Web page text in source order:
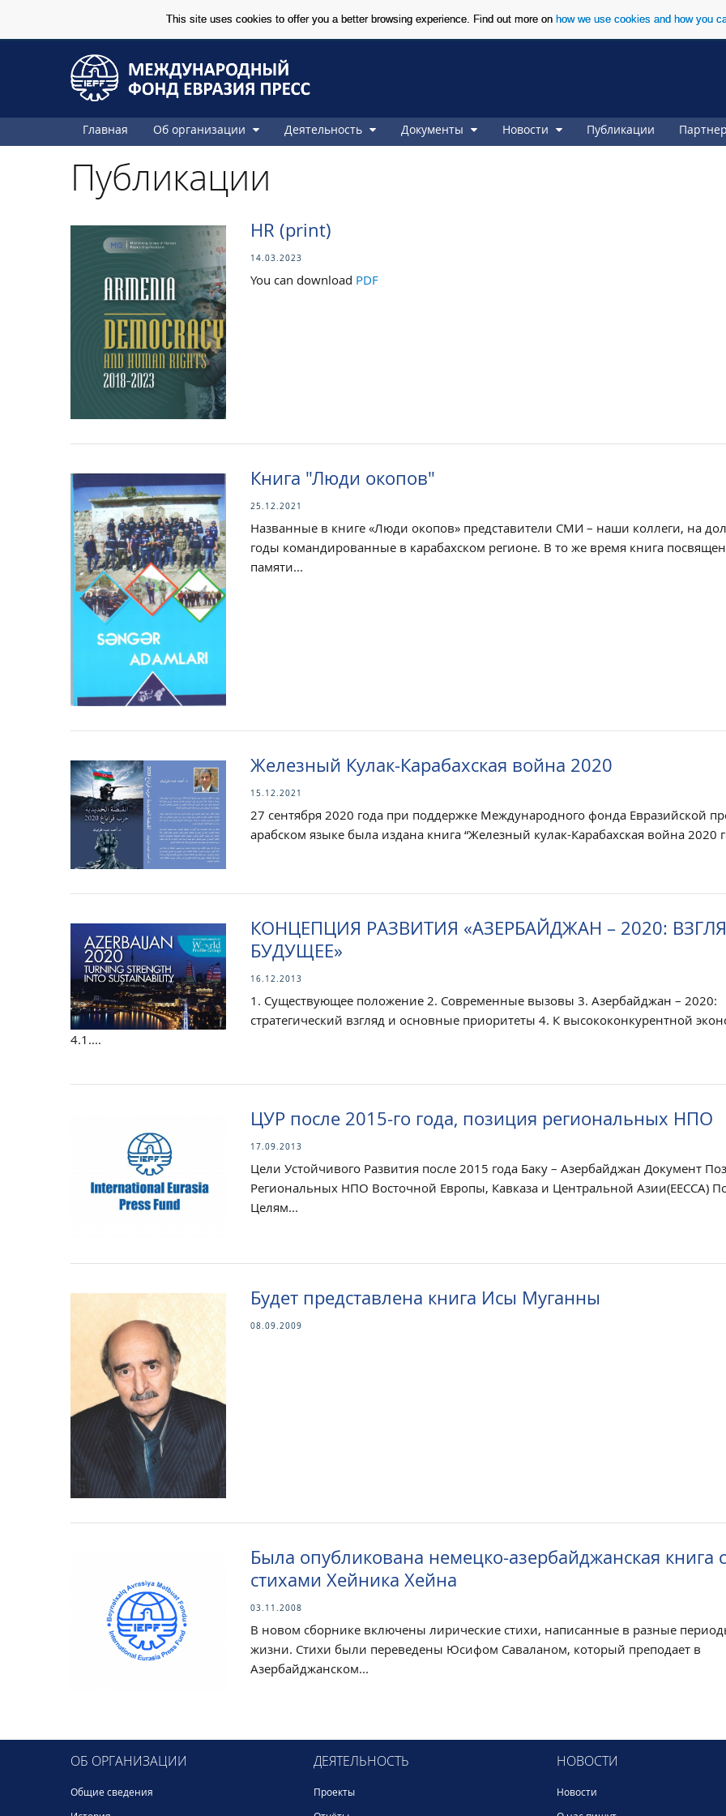
This site uses cookies to offer you a better browsing experience. Find out more on how we use cookies and how you
Главная Об организации Деятельность Документы Новости Публикации
Публикации
HR (print)
14.03.2023
You can download PDF
Книга "Люди окопов"
25.12.2021
Названные в книге «Люди окопов» представители СМИ – наши коллеги, на
годы командированные в карабахском регионе. В то же время книга
памяти...
Железный Кулак-Карабахская война 2020
15.12.2021
27 сентября 2020 года при поддержке Международного фонда Евразийской
арабском языке была издана книга “Железный кулак-Карабахская война 2020
КОНЦЕПЦИЯ РАЗВИТИЯ «АЗЕРБАЙДЖАН – 2020:
БУДУЩЕЕ»
16.12.2013
1. Существующее положение 2. Современные вызовы 3. Азербайджан – 2020:
стратегический взгляд и основные приоритеты 4. К высококонкурентной
4.1....
ЦУР после 2015-го года, позиция региональных НПО
17.09.2013
Цели Устойчивого Развития после 2015 года Баку – Азербайджан Документ
Региональных НПО Восточной Европы, Кавказа и Центральной Азии(EECCA)
Целям...
Будет представлена книга Исы Муганны
08.09.2009
Была опубликована немецко-азербайджанская книга
стихами Хейника Хейна
03.11.2008
В новом сборнике включены лирические стихи, написанные в разные
жизни. Стихи были переведены Юсифом Саваланом, который преподает в
Азербайджанском...
ОБ ОРГАНИЗАЦИИ
Общие сведения
ДЕЯТЕЛЬНОСТЬ
Проекты
НОВОСТИ
Новости